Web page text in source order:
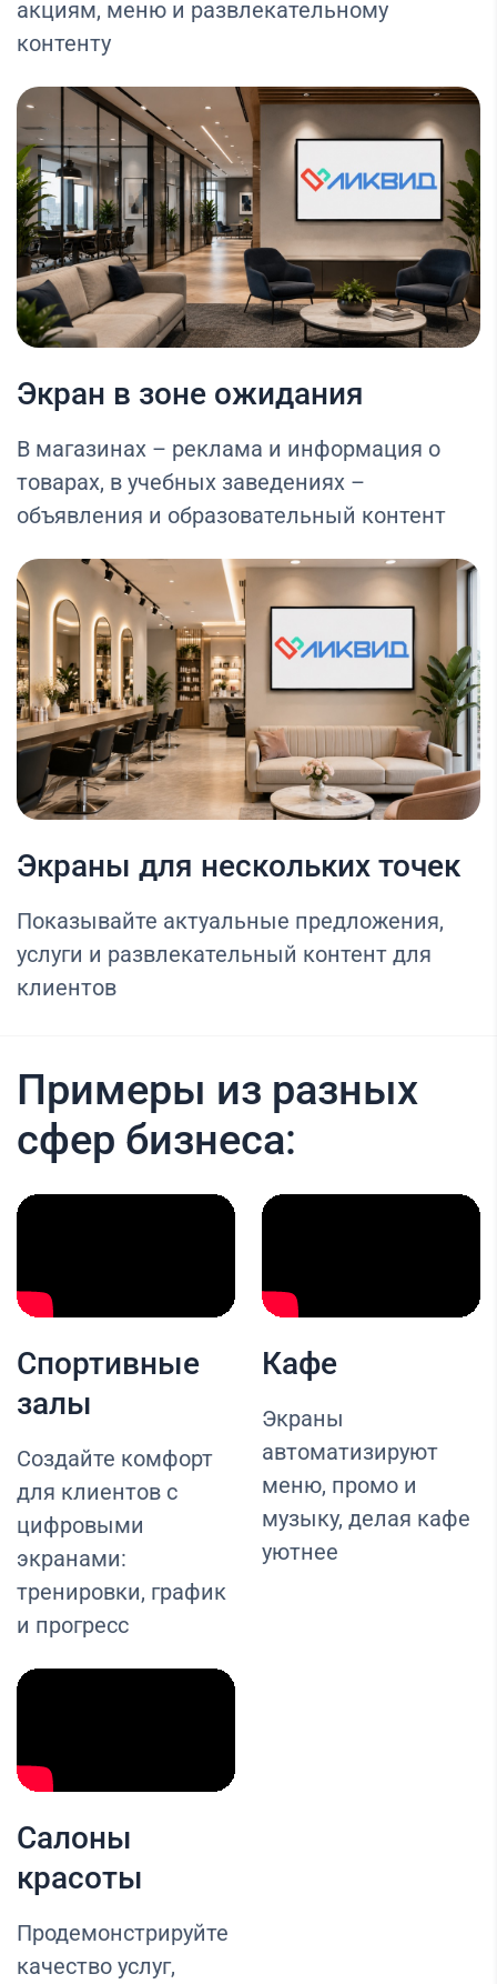
акциям, меню и развлекательному
контенту
Экран в зоне ожидания
В магазинах – реклама и информация о
товарах, в учебных заведениях –
объявления и образовательный контент
Экраны для нескольких точек
Показывайте актуальные предложения,
услуги и развлекательный контент для
клиентов
Примеры из разных
сфер бизнеса:
Спортивные
залы
Создайте комфорт
для клиентов с
цифровыми
экранами:
тренировки, график
и прогресс
Кафе
Экраны
автоматизируют
меню, промо и
музыку, делая кафе
уютнее
Салоны
красоты
Продемонстрируйте
качество услуг,